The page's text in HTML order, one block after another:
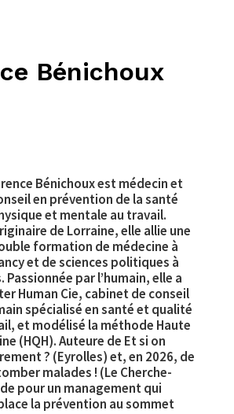
Bénichoux
Bénichoux est médecin et
en prévention de la santé
et mentale au travail.
de Lorraine, elle allie une
formation de médecine à
et de sciences politiques à
Passionnée par l’humain, elle a
Human Cie, cabinet de conseil
spécialisé en santé et qualité
et modélisé la méthode Haute
(HQH). Auteure de Et si on
? (Eyrolles) et, en 2026, de
malades ! (Le Cherche-
pour un management qui
la prévention au sommet